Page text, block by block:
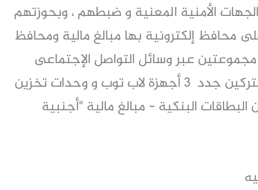
الأمنية المعنية و ضبطهم ، وبحوزتهم
إلكترونية بها مبالغ مالية ومحافظ
مجموعتين عبر وسائل التواصل الإجتماعى
تستخدم فى الترويج للمنصة وإستقطاب مشتركين جدد 3 أجهزة لاب توب و وحدات تخزين
البنكية - مبالغ مالية "أجنبية